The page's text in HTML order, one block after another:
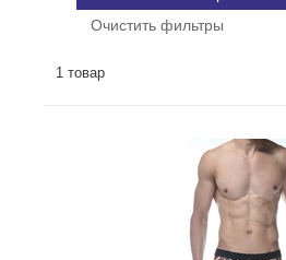
Очистить фильтры
1 товар